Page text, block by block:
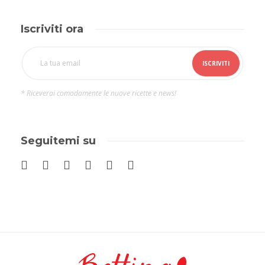
Iscriviti ora
* Riceverai comodamente le nuove ricette e news!
Seguitemi su